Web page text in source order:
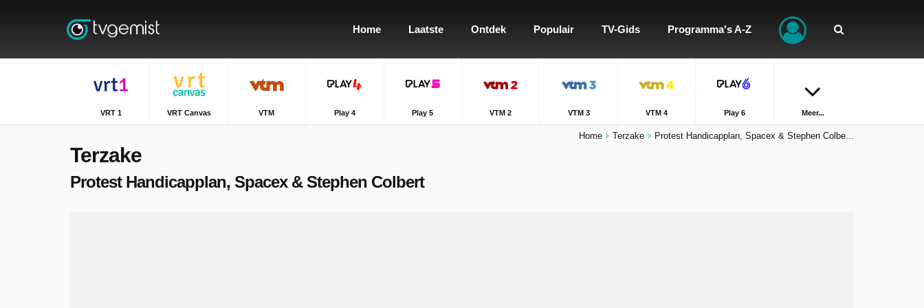
Home Laatste Ontdek Populair TV-Gids Programma's A-Z
VRT 1 VRT Canvas VTM Play 4 Play 5 VTM 2 VTM 3 VTM 4 Play 6 Meer...
Home Terzake Protest Handicapplan, Spacex & Stephen Colbe...
Terzake
Protest Handicapplan, Spacex & Stephen Colbert